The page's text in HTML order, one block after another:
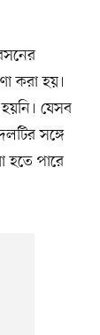
করা হয়।
যেসব
সঙ্গে
পারে